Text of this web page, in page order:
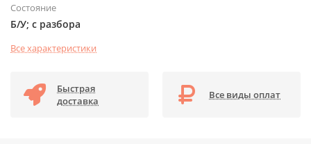
Состояние
Б/У; с разбора
Все характеристики
Быстрая
доставка
Все виды оплат